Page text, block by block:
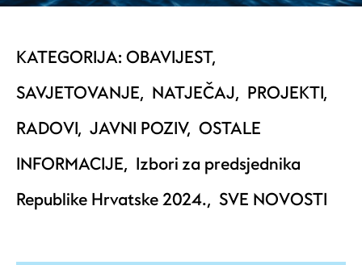
KATEGORIJA: OBAVIJEST,
SAVJETOVANJE, NATJEČAJ, PROJEKTI,
RADOVI, JAVNI POZIV, OSTALE
INFORMACIJE, Izbori za predsjednika
Republike Hrvatske 2024., SVE NOVOSTI